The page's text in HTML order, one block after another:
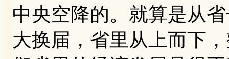
中央空降的。就算是从
大换届，省里从上而下